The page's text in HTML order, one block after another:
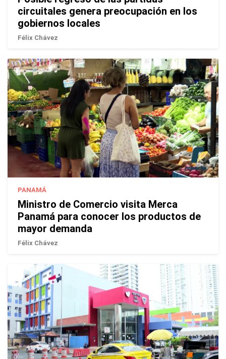
circuitales genera preocupación en los
gobiernos locales
Félix Chávez
PANAMÁ
Ministro de Comercio visita Merca
Panamá para conocer los productos de
mayor demanda
Félix Chávez